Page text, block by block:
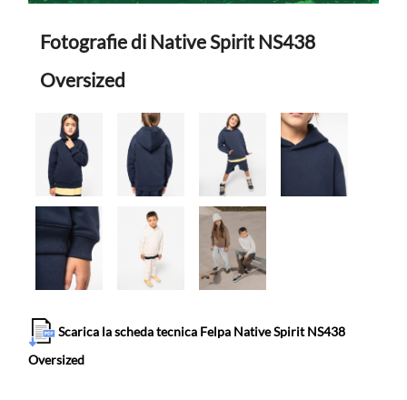
Fotografie di Native Spirit NS438
Oversized
Scarica la scheda tecnica Felpa Native Spirit NS438
Oversized